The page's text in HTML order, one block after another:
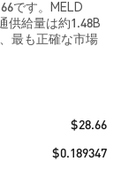
です。MELD
供給量は約1.48B
最も正確な市場
$28.66
$0.189347